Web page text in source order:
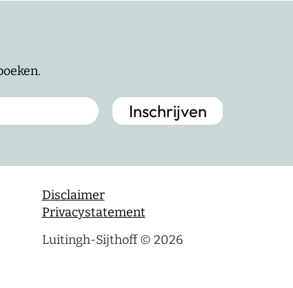
Disclaimer
Privacystatement
Luitingh-Sijthoff © 2026